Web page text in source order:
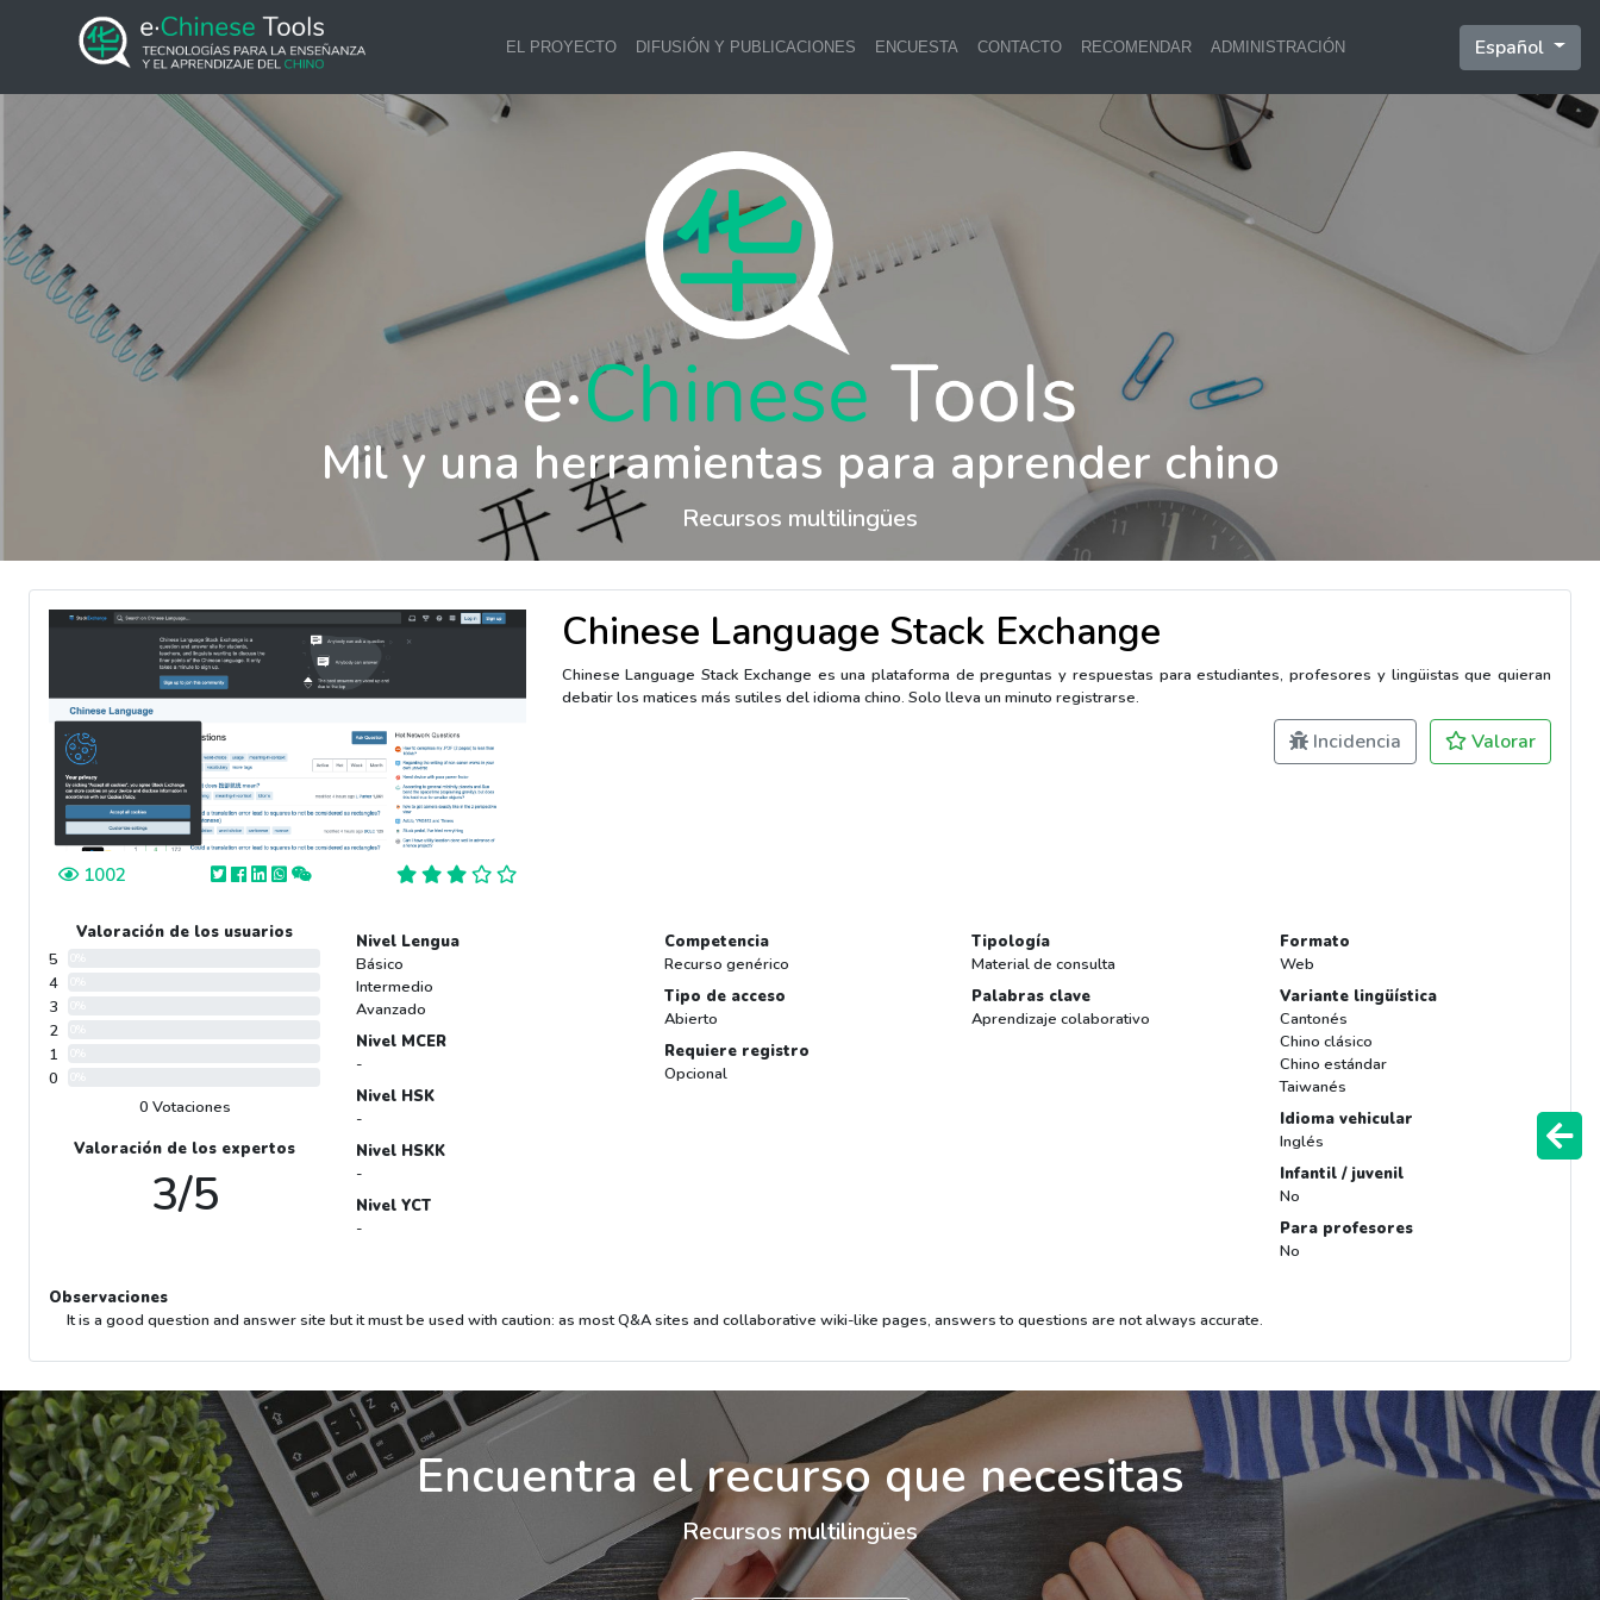
EL PROYECTO DIFUSIÓN Y PUBLICACIONES ENCUESTA CONTACTO RECOMENDAR ADMINISTRACIÓN Español
Mil y una herramientas para aprender chino
Recursos multilingües
1002
Chinese Language Stack Exchange
Chinese Language Stack Exchange es una plataforma de preguntas y respuestas para estudiantes, profesores y lingüistas que quieran
debatir los matices más sutiles del idioma chino. Solo lleva un minuto registrarse.
Incidencia Valorar
Valoración de los usuarios
5
4
3
2
1
0
0 Votaciones
Valoración de los expertos
3/5
Nivel Lengua
Básico
Intermedio
Avanzado
Nivel MCER
-
Nivel HSK
-
Nivel HSKK
-
Nivel YCT
-
Competencia
Recurso genérico
Tipo de acceso
Abierto
Requiere registro
Opcional
Tipología
Material de consulta
Palabras clave
Aprendizaje colaborativo
Formato
Web
Variante lingüística
Cantonés
Chino clásico
Chino estándar
Taiwanés
Idioma vehicular
Inglés
Infantil / juvenil
No
Para profesores
No
Observaciones
It is a good question and answer site but it must be used with caution: as most Q&A sites and collaborative wiki-like pages, answers to questions are not always accurate.
Encuentra el recurso que necesitas
Recursos multilingües